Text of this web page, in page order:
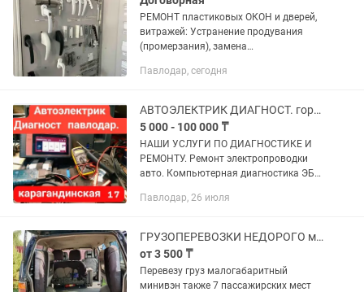
РЕМОНТ пластиковых ОКОН и дверей,
витражей: Устранение продувания
(промерзания), замена
стеклопакетов (1 камерный и 2
установка...
Павлодар, сегодня
АВТОЭЛЕКТРИК ДИАГНОСТ. город Павлодар
5 000 - 100 000 ₸
НАШИ УСЛУГИ ПО ДИАГНОСТИКЕ И
РЕМОНТУ. Ремонт электропроводки
авто. Компьютерная диагностика ЭБУ,
АВТОСИГНАЛИЗАЦИИ. Установка доп
электропроводки и...
Павлодар, 26 июля
ГРУЗОПЕРЕВОЗКИ НЕДОРОГО малогабаритных грузов город межгород минивэн
от 3 500 ₸
Перевезу груз малогабаритный
минивэн также 7 пассажирских мест